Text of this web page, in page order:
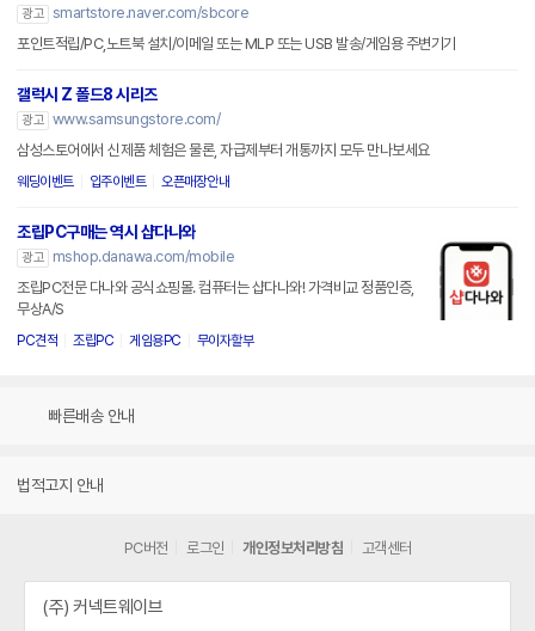
광고 smartstore.naver.com/sbcore
포인트적립/PC,노트북 설치/이메일 또는 MLP 또는 USB 발송/게임용 주변기기
갤럭시 Z 폴드8 시리즈
광고 www.samsungstore.com/
삼성스토어에서 신제품 체험은 물론, 자급제부터 개통까지 모두 만나보세요
웨딩이벤트 입주이벤트 오픈매장안내
조립PC구매는 역시 샵다나와
광고
mshop.danawa.com/mobile
조립PC전문 다나와 공식쇼핑몰. 컴퓨터는 샵다나와! 가격비교 정품인증,
무상A/S
PC견적 조립PC 게임용PC 무이자할부
빠른배송 안내
법적고지 안내
PC버전 로그인 개인정보처리방침 고객센터
(주) 커넥트웨이브